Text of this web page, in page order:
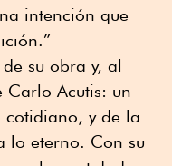
intención que
su obra y, al
Carlo Acutis: un
y de la
lo eterno. Con su